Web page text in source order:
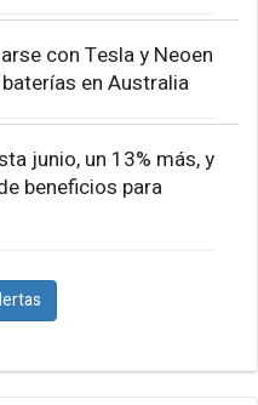
con Tesla y Neoen
en Australia
junio, un 13% más, y
beneficios para